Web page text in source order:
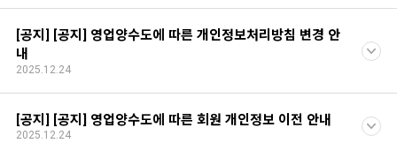
[공지] [공지] 영업양수도에 따른 개인정보처리방침 변경 안
내
2025.12.24
[공지] [공지] 영업양수도에 따른 회원 개인정보 이전 안내
2025.12.24